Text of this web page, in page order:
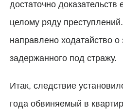
достаточно доказательств
целому ряду
направлено ходатайство о
задержанного под стражу.
Итак, следствие
года обвиняемый в